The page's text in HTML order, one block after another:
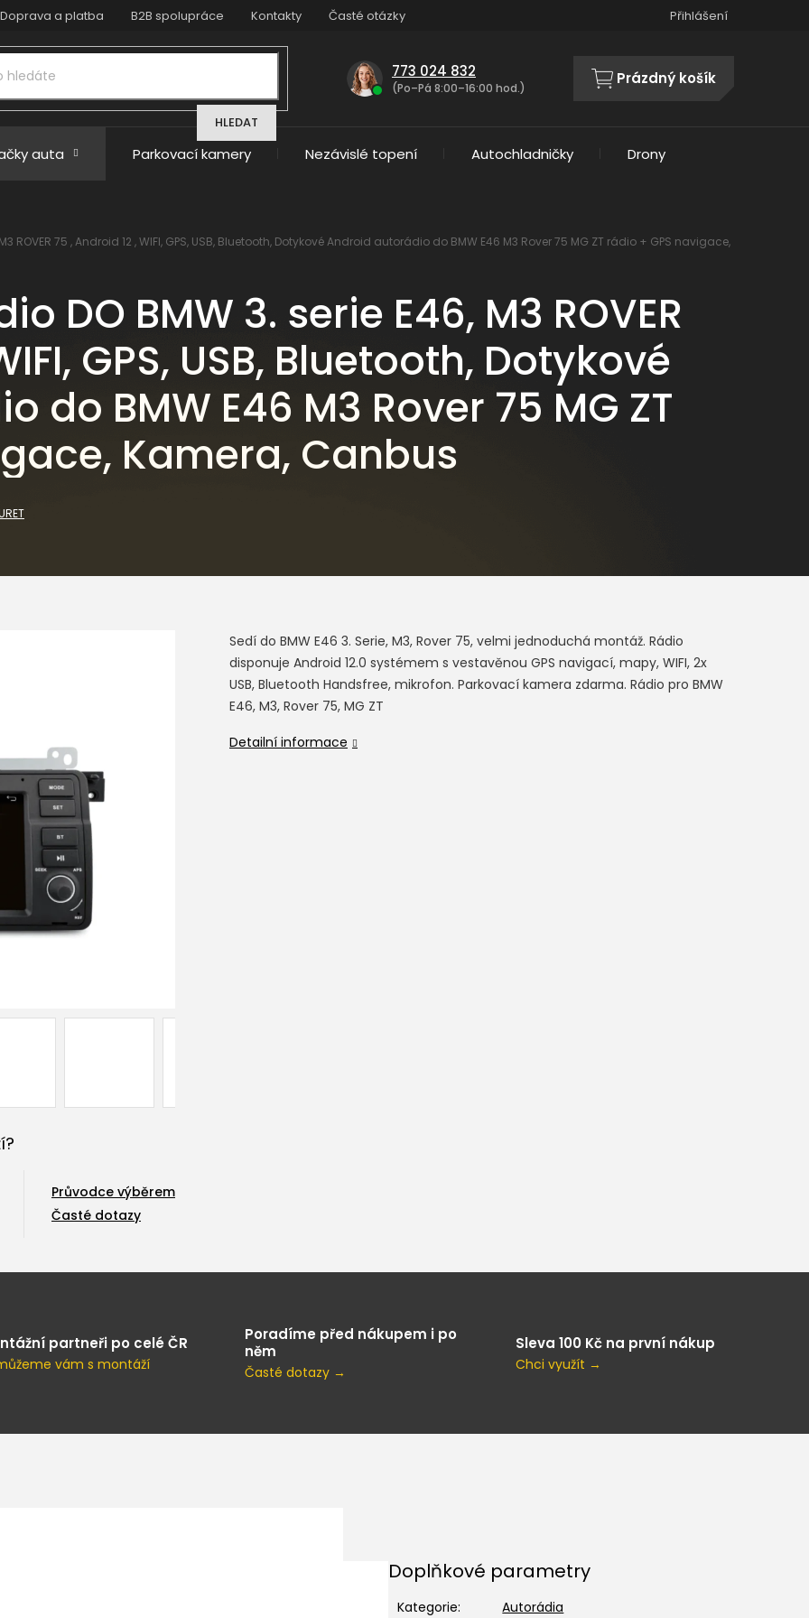
Doprava a platba B2B spolupráce Kontakty Časté otázky Přihlášení
HLEDAT
773 024 832
(Po–Pá 8:00–16:00 hod.)
NÁKUPNÍ
Prázdný košík
auta Parkovací kamery Nezávislé topení Autochladničky Drony
ROVER 75 , Android 12 , WIFI, GPS, USB, Bluetooth, Dotykové Android autorádio do BMW E46 M3 Rover 75 MG ZT rádio + GPS navigace,
DO BMW 3. serie E46, M3 ROVER
GPS, USB, Bluetooth, Dotykové
do BMW E46 M3 Rover 75 MG ZT
Kamera, Canbus
Průvodce výběrem
Časté dotazy
Sedí do BMW E46 3. Serie, M3, Rover 75, velmi jednoduchá montáž. Rádio
disponuje Android 12.0 systémem s vestavěnou GPS navigací, mapy, WIFI, 2x
USB, Bluetooth Handsfree, mikrofon. Parkovací kamera zdarma. Rádio pro BMW
E46, M3, Rover 75, MG ZT
Detailní informace
partneři po celé ČR
vám s montáží
Poradíme před nákupem i po
něm
Časté dotazy →
Sleva 100 Kč na první nákup
Chci využít →
Doplňkové parametry
Kategorie:
Autorádia